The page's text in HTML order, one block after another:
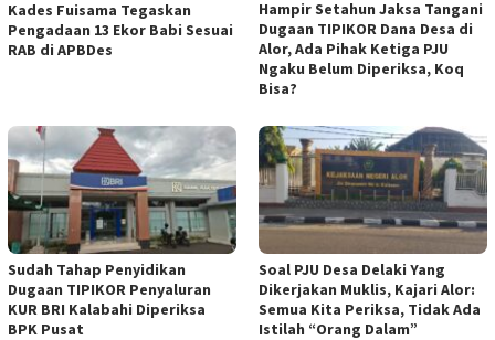
Kades Fuisama Tegaskan
Pengadaan 13 Ekor Babi Sesuai
RAB di APBDes
Hampir Setahun Jaksa Tangani
Dugaan TIPIKOR Dana Desa di
Alor, Ada Pihak Ketiga PJU
Ngaku Belum Diperiksa, Koq
Bisa?
Sudah Tahap Penyidikan
Dugaan TIPIKOR Penyaluran
KUR BRI Kalabahi Diperiksa
BPK Pusat
Soal PJU Desa Delaki Yang
Dikerjakan Muklis, Kajari Alor:
Semua Kita Periksa, Tidak Ada
Istilah “Orang Dalam”